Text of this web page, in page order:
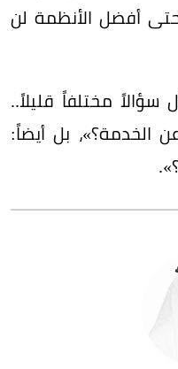
أفضل الأنظمة لن
سؤالاً مختلفاً قليلاً..
بل أيضاً: